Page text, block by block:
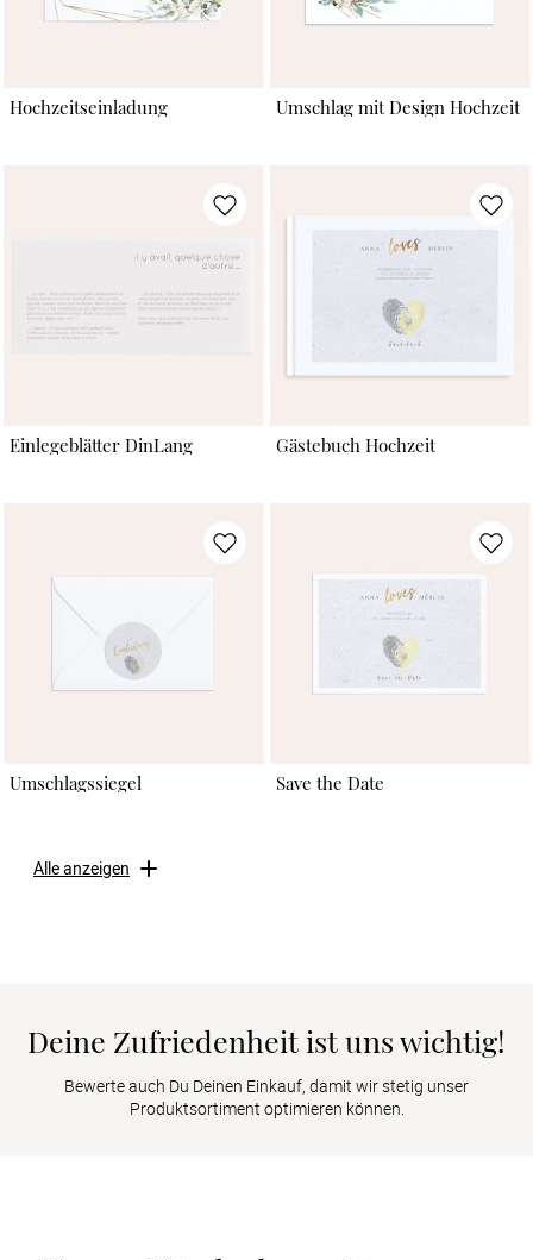
Hochzeitseinladung Umschlag mit Design Hochzeit
Einlegeblätter DinLang Gästebuch Hochzeit
Umschlagssiegel Save the Date
Alle anzeigen
Deine Zufriedenheit ist uns wichtig!
Bewerte auch Du Deinen Einkauf, damit wir stetig unser
Produktsortiment optimieren können.